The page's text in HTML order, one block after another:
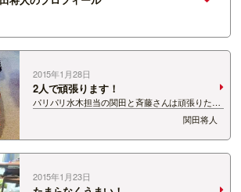
2015年1月28日
2人で頑張ります！
パリパリ水木担当の関田と斉藤さんは頑張りたい
ことが一緒でした。 「痩せたい」 その目標に向
かい腹筋をやってみることに・・・ この苦しそう
な顔(笑) 果たしてムキムキなお腹になれるの
か？？？ 続報を期待せよ！
関田将人
2015年1月23日